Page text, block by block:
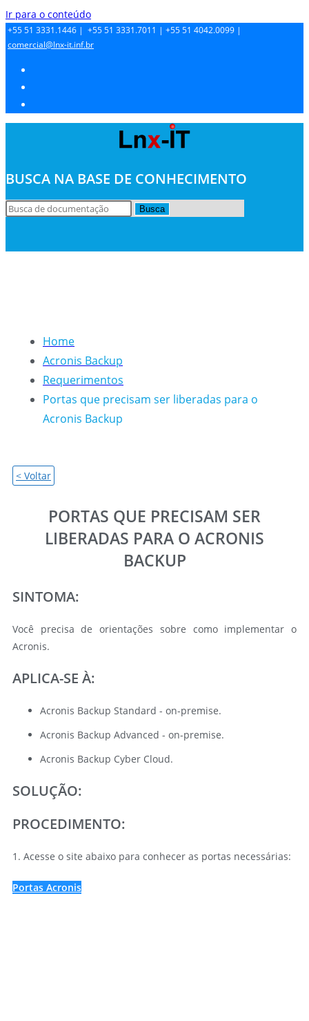
Ir para o conteúdo
+55 51 3331.1446 | +55 51 3331.7011 | +55 51 4042.0099 |
comercial@lnx-it.inf.br
BUSCA NA BASE DE CONHECIMENTO
Busca
Home
Acronis Backup
Requerimentos
Portas que precisam ser liberadas para o
Acronis Backup
< Voltar
PORTAS QUE PRECISAM SER
LIBERADAS PARA O ACRONIS
BACKUP
SINTOMA:
Você precisa de orientações sobre como implementar o
Acronis.
APLICA-SE À:
Acronis Backup Standard - on-premise.
Acronis Backup Advanced - on-premise.
Acronis Backup Cyber Cloud.
SOLUÇÃO:
PROCEDIMENTO:
1. Acesse o site abaixo para conhecer as portas necessárias:
Portas Acronis